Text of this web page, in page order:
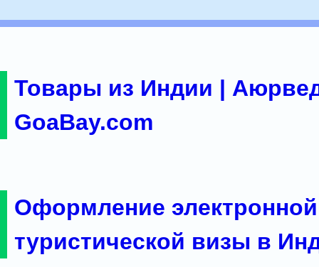
Товары из Индии |
GoaBay.com
Оформление электронной
туристической визы в